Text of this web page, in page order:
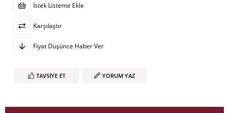
İstek Listeme Ekle
Karşılaştır
Fiyat Düşünce Haber Ver
TAVSIYE ET YORUM YAZ